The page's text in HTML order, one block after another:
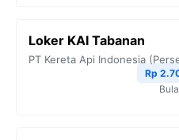
Loker KAI Tabanan
PT Kereta Api Indonesia
Rp